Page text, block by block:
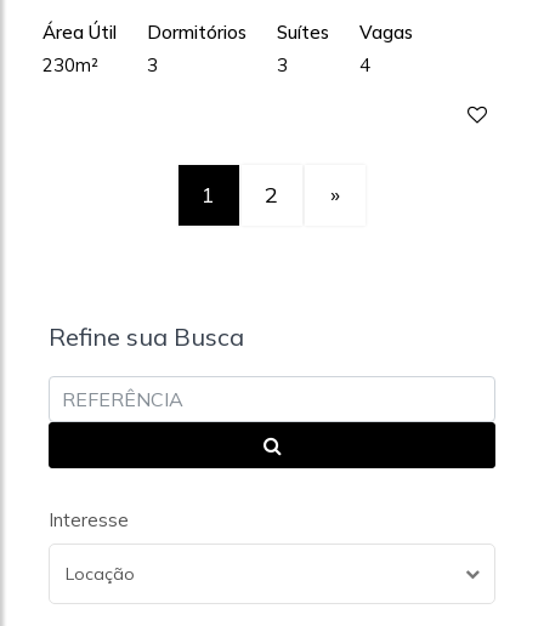
Área Útil
230m²
Dormitórios
3
Suítes
3
Vagas
4
1 2 »
Refine sua Busca
Interesse
Locação